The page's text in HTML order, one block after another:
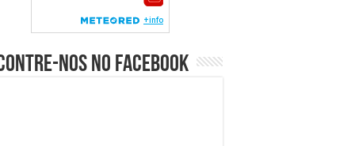
nos no Facebook